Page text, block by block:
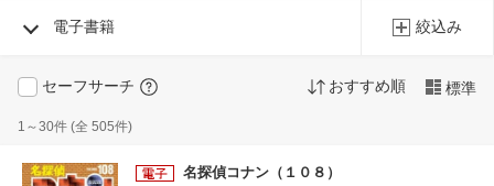
電子書籍 絞込み
セーフサーチ おすすめ順 標準
1～30件 (全 505件)
名探偵コナン（１０８）